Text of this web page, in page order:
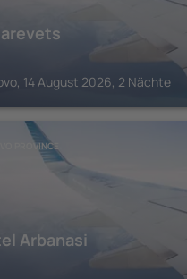
14 August 2026, 2 Nächte
PROVINCE
Arbanasi